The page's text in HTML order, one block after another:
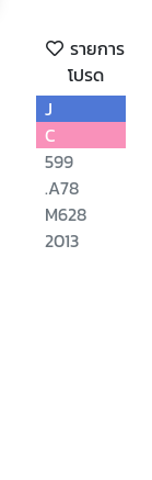
รายการ
โปรด
J
C
599
.A78
M628
2013